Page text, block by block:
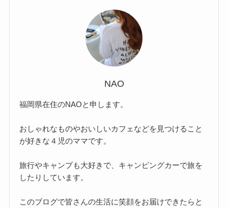
NAO
福岡県在住のNAOと申します。
おしゃれなものやおいしいカフェなどを見つけること
が好きな４児のママです。
旅行やキャンプも大好きで、キャンピングカーで旅を
したりしています。
このブログで皆さんの生活に笑顔をお届けできたらと